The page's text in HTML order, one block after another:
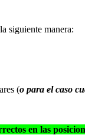
siguiente manera:
(o para el caso
en las